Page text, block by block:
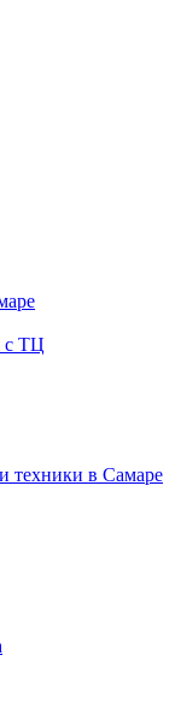
с ТЦ
техники в Самаре